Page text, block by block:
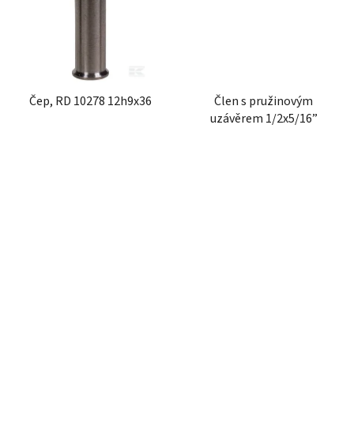
Čep, RD 10278 12h9x36
Člen s pružinovým
uzávěrem 1/2x5/16”